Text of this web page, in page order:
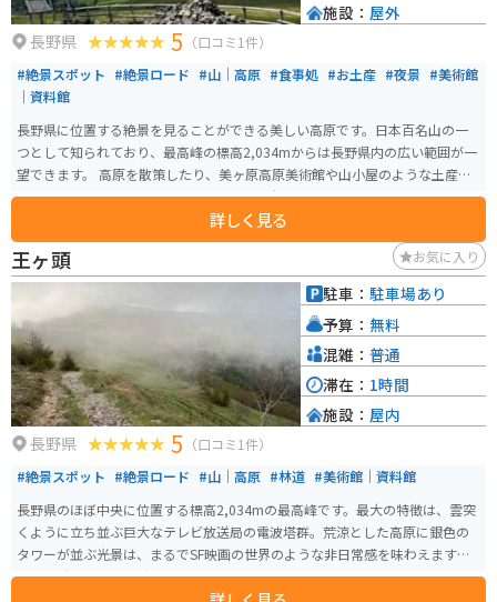
長野県 5 （口コミ1件）
#絶景スポット #絶景ロード #山｜高原 #食事処 #お土産 #夜景 #美術館
｜資料館
長野県に位置する絶景を見ることができる美しい高原です。日本百名山の一
つとして知られており、最高峰の標高2,034mからは長野県内の広い範囲が一
望できます。 高原を散策したり、美ヶ原高原美術館や山小屋のような土産物
屋さんに寄ったりすることができます。魅力的なスポットが多数あります。
詳しく見る
施設： 屋外
王ヶ頭 お気に入り
長野県 5 （口コミ1件）
#絶景スポット #絶景ロード #山｜高原 #林道 #美術館｜資料館
長野県のほぼ中央に位置する標高2,034mの最高峰です。最大の特徴は、雲突
くように立ち並ぶ巨大なテレビ放送局の電波塔群。荒涼とした高原に銀色の
タワーが並ぶ光景は、まるでSF映画の世界のような非日常感を味わえます。3
60度の大パノラマが広がっており、晴れた日には富士山、北アルプス、南ア
駐車： 駐車場あり
予算： 無料
混雑： 普通
滞在： 1時間
施設： 屋内